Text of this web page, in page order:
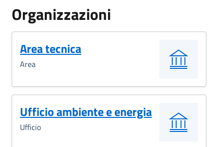
Organizzazioni
Area tecnica
Area
Ufficio ambiente e energia
Ufficio